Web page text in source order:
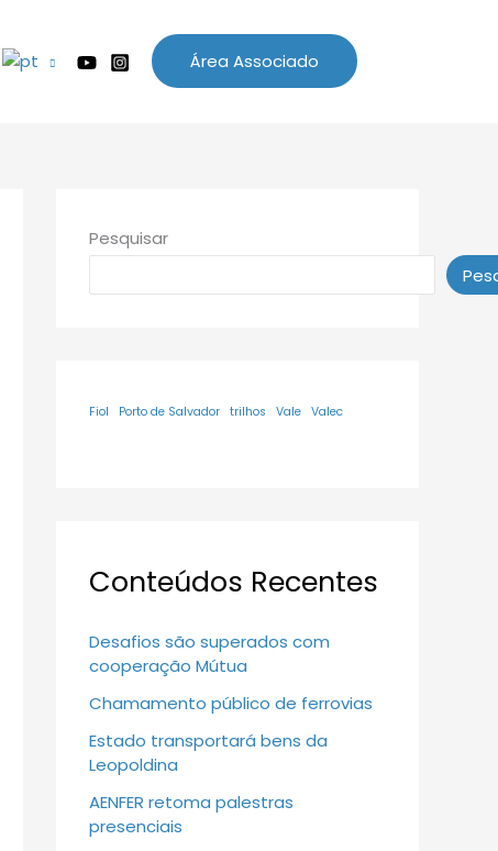
Área Associado
Pesquisar
Fiol Porto de Salvador trilhos Vale Valec
Conteúdos Recentes
Desafios são superados com
cooperação Mútua
Chamamento público de ferrovias
Estado transportará bens da
Leopoldina
AENFER retoma palestras
presenciais